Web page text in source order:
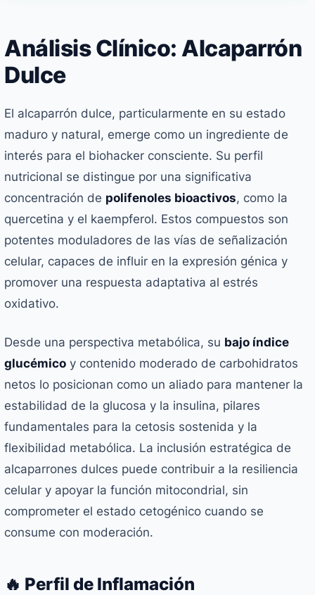
Análisis Clínico: Alcaparrón
Dulce
El alcaparrón dulce, particularmente en su estado
maduro y natural, emerge como un ingrediente de
interés para el biohacker consciente. Su perfil
nutricional se distingue por una significativa
concentración de polifenoles bioactivos, como la
quercetina y el kaempferol. Estos compuestos son
potentes moduladores de las vías de señalización
celular, capaces de influir en la expresión génica y
promover una respuesta adaptativa al estrés
oxidativo.
Desde una perspectiva metabólica, su bajo índice
glucémico y contenido moderado de carbohidratos
netos lo posicionan como un aliado para mantener la
estabilidad de la glucosa y la insulina, pilares
fundamentales para la cetosis sostenida y la
flexibilidad metabólica. La inclusión estratégica de
alcaparrones dulces puede contribuir a la resiliencia
celular y apoyar la función mitocondrial, sin
comprometer el estado cetogénico cuando se
consume con moderación.
🔥 Perfil de Inflamación